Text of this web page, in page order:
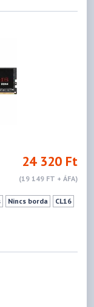
24 320 Ft
(19 149 FT + ÁFA)
Nincs borda CL16